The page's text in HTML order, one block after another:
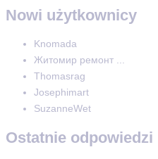
Nowi użytkownicy
Knomada
Житомир ремонт ...
Thomasrag
Josephimart
SuzanneWet
Ostatnie odpowiedzi